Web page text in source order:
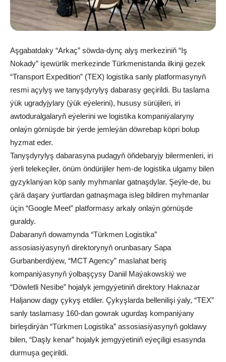
Aşgabatdaky “Arkaç” söwda-dynç alyş merkeziniň “Iş
Nokady” işewürlik merkezinde Türkmenistanda ilkinji gezek
“Transport Expedition” (TEX) logistika sanly platformasynyň
resmi açylyş we tanyşdyrylyş dabarasy geçirildi. Bu taslama
ýük ugradyjylary (ýük eýelerini), hususy sürüjileri, iri
awtoduralgalaryň eýelerini we logistika kompaniýalaryny
onlaýn görnüşde bir ýerde jemleýän döwrebap köpri bolup
hyzmat eder.
Tanyşdyrylyş dabarasyna pudagyň öňdebaryjy bilermenleri, iri
ýerli telekeçiler, önüm öndürijiler hem-de logistika ulgamy bilen
gyzyklanýan köp sanly myhmanlar gatnaşdylar. Şeýle-de, bu
çärä daşary ýurtlardan gatnaşmaga isleg bildiren myhmanlar
üçin “Google Meet” platformasy arkaly onlaýn görnüşde
guraldy.
Dabaranyň dowamynda “Türkmen Logistika”
assosiasiýasynyň direktorynyň orunbasary Sapa
Gurbanberdiýew, “MCT Agency” maslahat beriş
kompaniýasynyň ýolbaşçysy Daniil Maýakowskiý we
“Döwletli Nesibe” hojalyk jemgyýetiniň direktory Haknazar
Haljanow dagy çykyş etdiler. Çykyşlarda bellenilişi ýaly, “TEX”
sanly taslamasy 160-dan gowrak ugurdaş kompaniýany
birleşdirýän “Türkmen Logistika” assosiasiýasynyň goldawy
bilen, “Daşly kenar” hojalyk jemgyýetiniň eýeçiligi esasynda
durmuşa geçirildi.